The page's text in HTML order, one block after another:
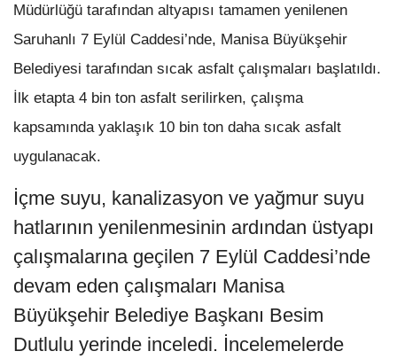
Müdürlüğü tarafından altyapısı tamamen yenilenen
Saruhanlı 7 Eylül Caddesi’nde, Manisa Büyükşehir
Belediyesi tarafından sıcak asfalt çalışmaları başlatıldı.
İlk etapta 4 bin ton asfalt serilirken, çalışma
kapsamında yaklaşık 10 bin ton daha sıcak asfalt
uygulanacak.
İçme suyu, kanalizasyon ve yağmur suyu
hatlarının yenilenmesinin ardından üstyapı
çalışmalarına geçilen 7 Eylül Caddesi’nde
devam eden çalışmaları Manisa
Büyükşehir Belediye Başkanı Besim
Dutlulu yerinde inceledi. İncelemelerde